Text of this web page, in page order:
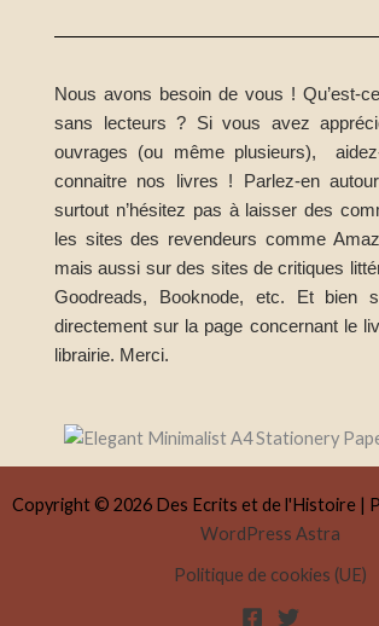
Nous avons besoin de vous ! Qu’est-
sans lecteurs ? Si vous avez
ouvrages (ou même plusieurs),
connaitre nos livres ! Parlez-en
surtout n’hésitez pas à laisser des
les sites des revendeurs comme
mais aussi sur des sites de critiques
Goodreads, Booknode, etc. Et bien
directement sur la page concernant le
librairie. Merci.
Copyright © 2026 Des Ecrits et de l'Histoire |
WordPress Astra
Politique de cookies (UE)